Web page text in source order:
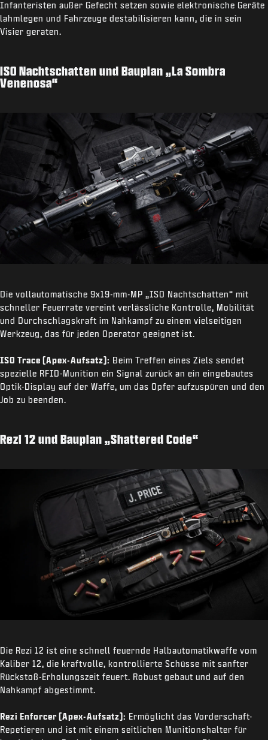
Infanteristen außer Gefecht setzen sowie elektronische Geräte
lahmlegen und Fahrzeuge destabilisieren kann, die in sein
Visier geraten.
ISO Nachtschatten und Bauplan „La Sombra
Venenosa“
Die vollautomatische 9x19-mm-MP „ISO Nachtschatten“ mit
schneller Feuerrate vereint verlässliche Kontrolle, Mobilität
und Durchschlagskraft im Nahkampf zu einem vielseitigen
Werkzeug, das für jeden Operator geeignet ist.
ISO Trace (Apex-Aufsatz): Beim Treffen eines Ziels sendet
spezielle RFID-Munition ein Signal zurück an ein eingebautes
Optik-Display auf der Waffe, um das Opfer aufzuspüren und den
Job zu beenden.
Rezi 12 und Bauplan „Shattered Code“
Die Rezi 12 ist eine schnell feuernde Halbautomatikwaffe vom
Kaliber 12, die kraftvolle, kontrollierte Schüsse mit sanfter
Rückstoß-Erholungszeit feuert. Robust gebaut und auf den
Nahkampf abgestimmt.
Rezi Enforcer (Apex-Aufsatz): Ermöglicht das Vorderschaft-
Repetieren und ist mit einem seitlichen Munitionshalter für